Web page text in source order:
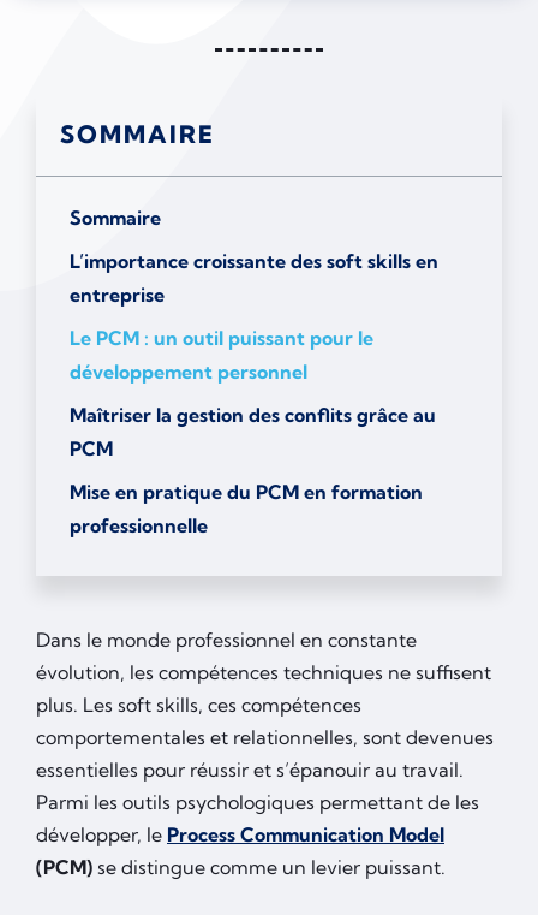
SOMMAIRE
Sommaire
L’importance croissante des soft skills en
entreprise
Le PCM : un outil puissant pour le
développement personnel
Maîtriser la gestion des conflits grâce au
PCM
Mise en pratique du PCM en formation
professionnelle
Dans le monde professionnel en constante
évolution, les compétences techniques ne suffisent
plus. Les soft skills, ces compétences
comportementales et relationnelles, sont devenues
essentielles pour réussir et s’épanouir au travail.
Parmi les outils psychologiques permettant de les
développer, le Process Communication Model
(PCM) se distingue comme un levier puissant.